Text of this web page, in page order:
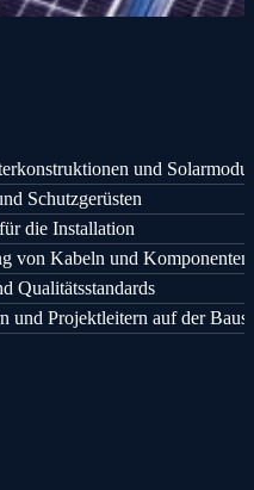
und
Schutzgerüsten
die Installation
von Kabeln und Komponenten
Qualitätsstandards
und Projektleitern auf der